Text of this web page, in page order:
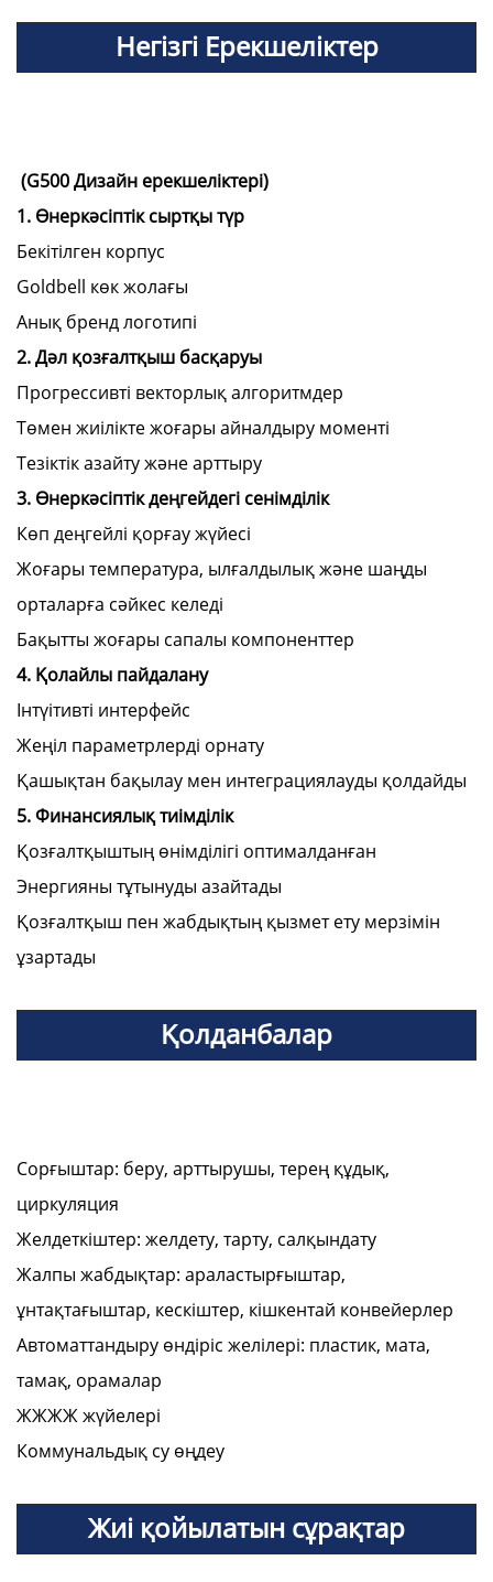
Негізгі Ерекшеліктер
(G500Дизайн ерекшеліктері)
1. Өнеркәсіптік сыртқы түр
Бекітілген корпус
Goldbell көк жолағы
Анық бренд логотипі
2. Дәл қозғалтқыш басқаруы
Прогрессивті векторлық алгоритмдер
Төмен жиілікте жоғары айналдыру моменті
Тезіктік азайту және арттыру
3. Өнеркәсіптік деңгейдегі сенімділік
Көп деңгейлі қорғау жүйесі
Жоғары температура, ылғалдылық және шаңды
орталарға сәйкес келеді
Бақытты жоғары сапалы компоненттер
4. Қолайлы пайдалану
Інтүітивті интерфейс
Жеңіл параметрлерді орнату
Қашықтан бақылау мен интеграциялауды қолдайды
5. Финансиялық тиімділік
Қозғалтқыштың өнімділігі оптималданған
Энергияны тұтынуды азайтады
Қозғалтқыш пен жабдықтың қызмет ету мерзімін
ұзартады
Қолданбалар
Сорғыштар: беру, арттырушы, терең құдық,
циркуляция
Желдеткіштер: желдету, тарту, салқындату
Жалпы жабдықтар: араластырғыштар,
ұнтақтағыштар, кескіштер, кішкентай конвейерлер
Автоматтандыру өндіріс желілері: пластик, мата,
тамақ, орамалар
ЖЖЖЖ жүйелері
Коммунальдық су өңдеу
Жиі қойылатын сұрақтар